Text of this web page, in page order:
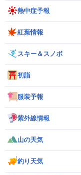
熱中症予報
紅葉情報
スキー＆スノボ
初詣
服装予報
紫外線情報
山の天気
釣り天気